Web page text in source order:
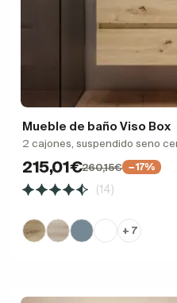
Mueble de baño Viso Box
2 cajones, suspendido seno
215,01€260,15€ −17%
(14)
+ 7